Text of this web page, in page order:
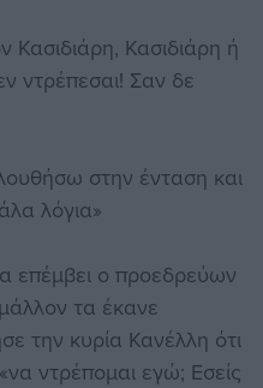
Κασιδιάρη ή
ντρέπεσαι! Σαν δε
στην ένταση και
λόγια»
επέμβει ο προεδρεύων
τα έκανε
την κυρία Κανέλλη ότι
ντρέπομαι εγώ; Εσείς